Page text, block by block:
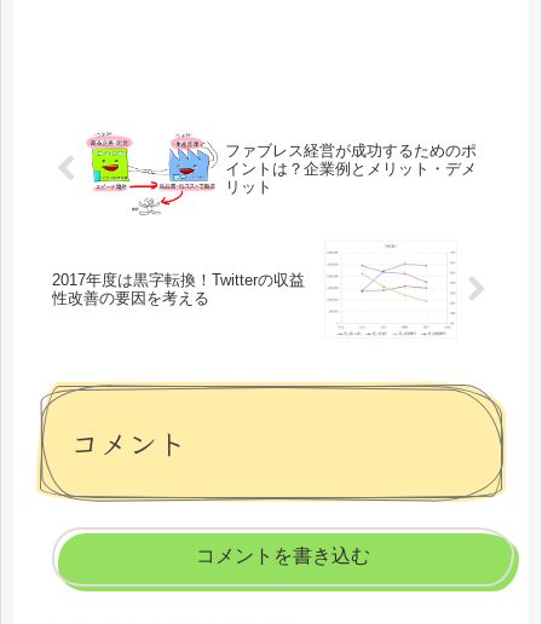
ファブレス経営が成功するためのポ
イントは？企業例とメリット・デメ
リット
2017年度は黒字転換！Twitterの収益
性改善の要因を考える
コメント
コメントを書き込む